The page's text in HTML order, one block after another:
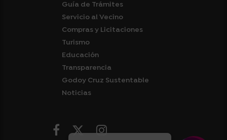
Guía de Trámites
Servicio al Vecino
Compras y Licitaciones
Turismo
Educación
Transparencia
Godoy Cruz Sustentable
Noticias